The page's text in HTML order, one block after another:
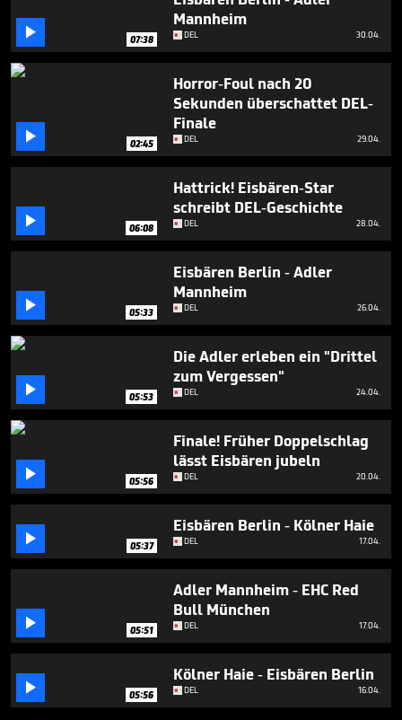
35
seconds
 07:38
Mannheim
DEL 30.04.
 02:45
Horror-Foul nach 20
Sekunden überschattet DEL-
Finale
DEL 29.04.
 06:08
Hattrick! Eisbären-Star
schreibt DEL-Geschichte
DEL 28.04.
 05:33
Eisbären Berlin - Adler
Mannheim
DEL 26.04.
 05:53
Die Adler erleben ein "Drittel
zum Vergessen"
DEL 24.04.
 05:56
Finale! Früher Doppelschlag
lässt Eisbären jubeln
DEL 20.04.
 05:37
Eisbären Berlin - Kölner Haie
DEL 17.04.
 05:51
Adler Mannheim - EHC Red
Bull München
DEL 17.04.
 05:56
Kölner Haie - Eisbären Berlin
DEL 16.04.